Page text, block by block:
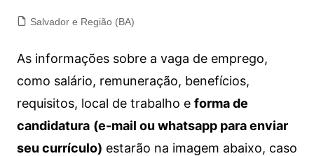
Salvador e Região (BA)
As informações sobre a vaga de emprego,
como salário, remuneração, benefícios,
requisitos, local de trabalho e forma de
candidatura (e-mail ou whatsapp para enviar
seu currículo) estarão na imagem abaixo, caso